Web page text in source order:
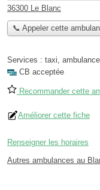
36300 Le Blanc
📞 Appeler cette
Services : taxi, ambulance
CB acceptée
Recommander cette
Améliorer cette fiche
Renseigner les horaires
Autres ambulances au